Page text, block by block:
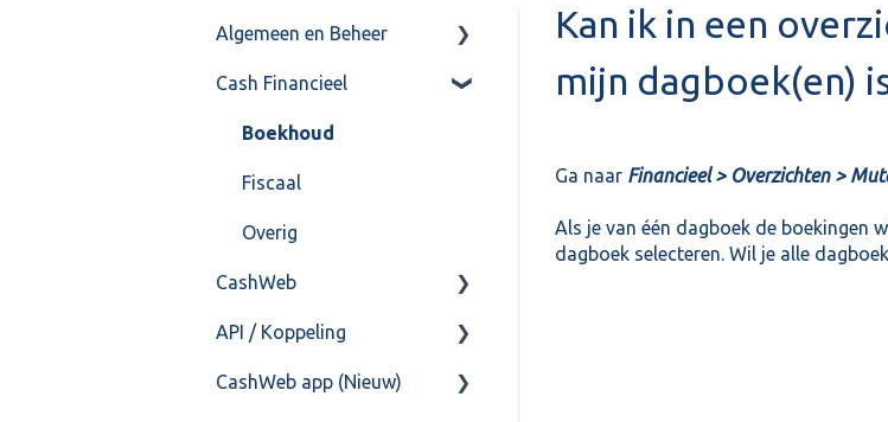
Kan ik in een
mijn dagboek(en)
Ga naar Financieel > Overzichten >
Als je van één dagboek de boekingen
dagboek selecteren. Wil je alle
Algemeen en Beheer
Bank(koppeling)
Import/Export
Postbus
Training & Consultancy
Overig
Cash Financieel
Boekhoud
Fiscaal
Overig
CashWeb
CashHero Layout
Mailen vanuit CASHWeb
API / Koppeling
Algemeen
CashWeb app (Nieuw)